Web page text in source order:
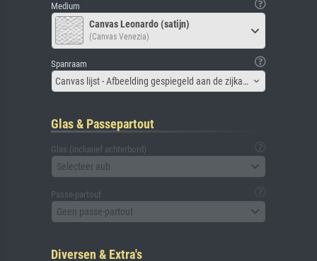
Medium
Canvas Leonardo (satijn)
(Canvas Venezia)
Spanraam
Canvas lijst - Afbeelding gespiegeld aan de zijkant
Glas & Passepartout
Glas (inclusief achterbord)
Selecteer aub
Passe-partout
Geen passe-partout
Diversen & Extra's